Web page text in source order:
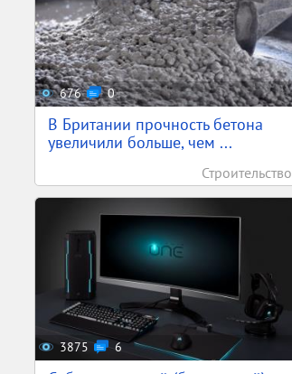
676 0
В Британии прочность бетона
увеличили больше, чем ...
Строительство
3875 6